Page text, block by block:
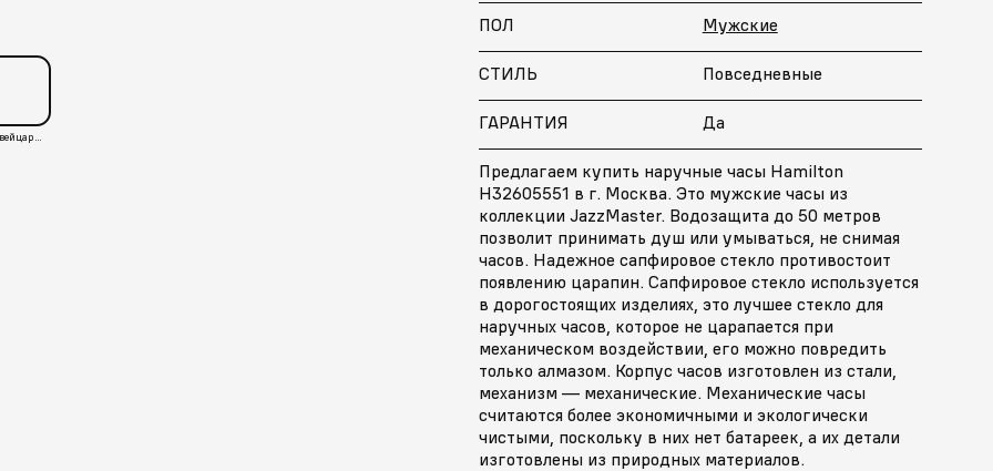
ПОЛ Мужские
СТИЛЬ Повседневные
ГАРАНТИЯ Да
Предлагаем купить наручные часы Hamilton
H32605551 в г. Москва. Это мужские часы из
коллекции JazzMaster. Водозащита до 50 метров
позволит принимать душ или умываться, не снимая
часов. Надежное сапфировое стекло противостоит
появлению царапин. Сапфировое стекло используется
в дорогостоящих изделиях, это лучшее стекло для
наручных часов, которое не царапается при
механическом воздействии, его можно повредить
только алмазом. Корпус часов изготовлен из стали,
механизм — механические. Механические часы
считаются более экономичными и экологически
чистыми, поскольку в них нет батареек, а их детали
изготовлены из природных материалов.